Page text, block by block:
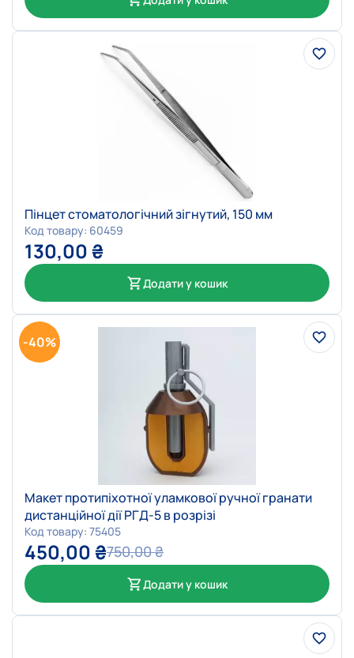
Пінцет стоматологічний зігнутий, 150 мм
Код товару: 60459
130,00 ₴
Додати у кошик
-40%
Макет протипіхотної уламкової ручної гранати
дистанційної дії РГД-5 в розрізі
Код товару: 75405
750,00₴
450,00 ₴
Додати у кошик